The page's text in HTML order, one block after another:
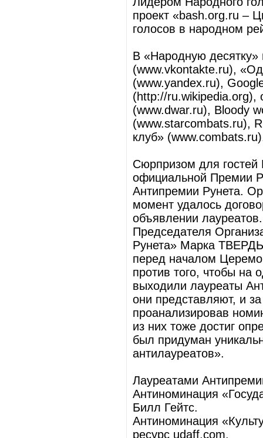
проект «bash.org.ru –
голосов в народном
В «Народную десятку»
(www.vkontakte.ru),
(www.yandex.ru),
(http://ru.wikipedia.org),
(www.dwar.ru), Bloody
(www.starcombats.ru),
клуб»
Сюрпризом для
официальной Премии
Антипремии Рунета.
момент удалось
объявлении
Председателя
Рунета» Марка
перед началом
против того, чтобы на
выходили лауреаты
они представляют, и
проанализировав
из них тоже достиг
был придуман
антилауреатов».
Лауреатами
Антиноминация
Билл Гейтс.
Антиноминация
ресурс udaff.com.